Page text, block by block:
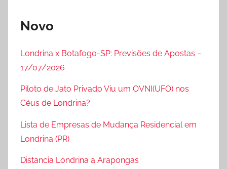
Novo
Londrina x Botafogo-SP: Previsões de Apostas –
17/07/2026
Piloto de Jato Privado Viu um OVNI(UFO) nos
Céus de Londrina?
Lista de Empresas de Mudança Residencial em
Londrina (PR)
Distancia Londrina a Arapongas